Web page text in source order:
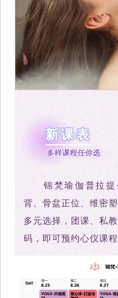
新课表
多样课程任你选
锦梵瑜伽普拉
背、骨盆正位、维密
多元选择，团课、私
码，即可预约心仪课